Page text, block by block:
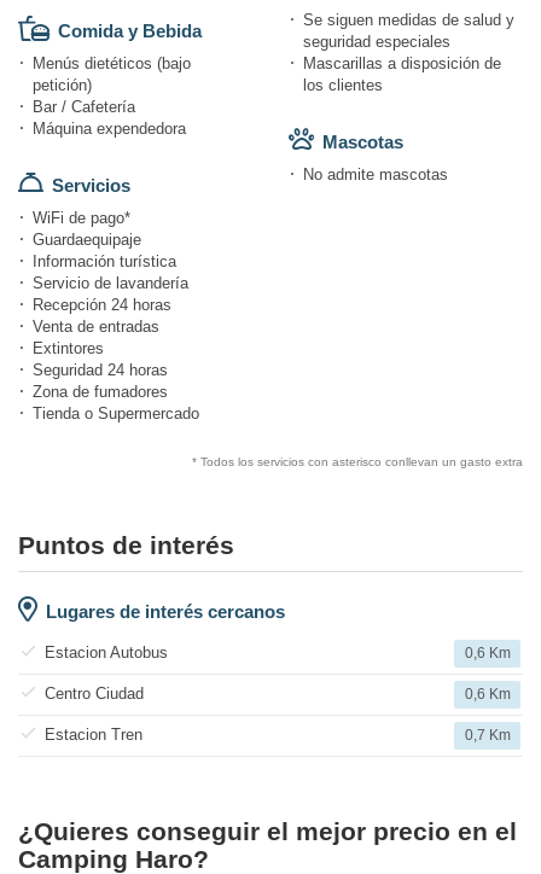
Comida y Bebida
Menús dietéticos (bajo
petición)
Bar / Cafetería
Máquina expendedora
Servicios
WiFi de pago*
Guardaequipaje
Información turística
Servicio de lavandería
Recepción 24 horas
Venta de entradas
Extintores
Seguridad 24 horas
Zona de fumadores
Tienda o Supermercado
Se siguen medidas de salud y
seguridad especiales
Mascarillas a disposición de
los clientes
Mascotas
No admite mascotas
* Todos los servicios con asterisco conllevan un gasto extra
Puntos de interés
Lugares de interés cercanos
Estacion Autobus 0,6 Km
Centro Ciudad 0,6 Km
Estacion Tren 0,7 Km
¿Quieres conseguir el mejor precio en el
Camping Haro?